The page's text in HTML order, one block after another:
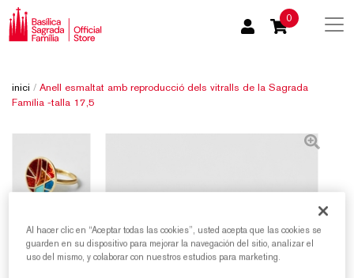
0
inici / Anell esmaltat amb reproducció dels vitralls de la Sagrada
Família -talla 17,5
Al hacer clic en “Aceptar todas las cookies”, usted acepta que las cookies se
guarden en su dispositivo para mejorar la navegación del sitio, analizar el
uso del mismo, y colaborar con nuestros estudios para marketing.